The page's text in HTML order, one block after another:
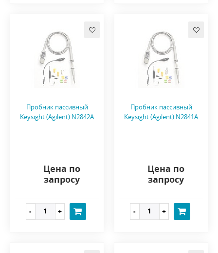
Пробник пассивный
Keysight (Agilent) N2842A
Цена по
запросу
Пробник пассивный
Keysight (Agilent) N2841A
Цена по
запросу